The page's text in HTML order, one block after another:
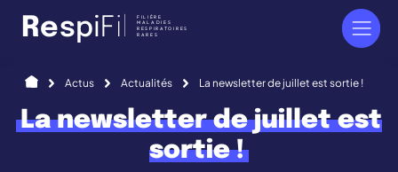
RespiFi FILIÈRE
MALADIES
RESPIRATOIRES
RARES
AccueilActus Actualités La newsletter de juillet est sortie !
La newsletter de juillet est
sortie !